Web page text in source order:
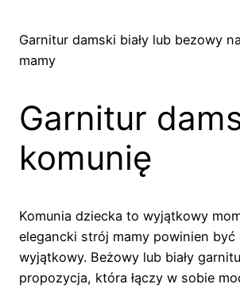
Garnitur damski biały lub bezowy
mamy
Garnitur
komunię
Komunia dziecka to wyjątkowy
elegancki strój mamy powinien być
wyjątkowy. Beżowy lub biały
propozycja, która łączy w sobie